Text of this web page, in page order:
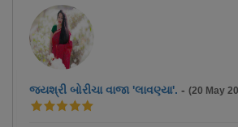
જયશ્રી બોરીચા વાજા 'લાવણ્યા'. - (20 May